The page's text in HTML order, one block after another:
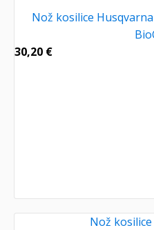
Nož kosilice
30,20 €
Nož